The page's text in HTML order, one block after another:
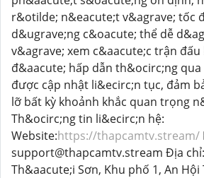
r&otilde; n&eacute;t v&agrave; tốc
d&ugrave;ng c&oacute; thể dễ
v&agrave; xem c&aacute;c trận
đ&aacute; hấp dẫn th&ocirc;ng
được cập nhật li&ecirc;n tục, đảm
lỡ bất kỳ khoảnh khắc quan trọng
Th&ocirc;ng tin li&ecirc;n hệ:
Website:https://thapcamtv.stream/
support@thapcamtv.stream Địa
Th&aacute;i Sơn, Khu phố 1, An Hội